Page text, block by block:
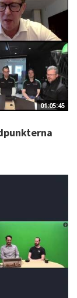
01:05:45